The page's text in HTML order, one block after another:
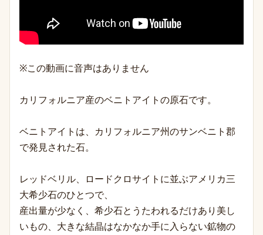
※この動画に音声はありません
カリフォルニア産のベニトアイトの原石です。
ベニトアイトは、カリフォルニア州のサンベニト郡
で発見された石。
レッドベリル、ロードクロサイトに並ぶアメリカ三
大希少石のひとつで、
産出量が少なく、希少石とうたわれるだけあり美し
いもの、大きな結晶はなかなか手に入らない鉱物の